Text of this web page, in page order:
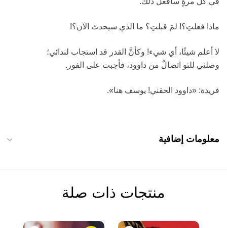
ماذا فعلتِ؟! لمَ قبلتِ؟ ما الذي سيحدث الآن؟!
لا أعلم شيئًا، أي شيء! وكأنَّ القدر قد استجاب لندائي؛
وصلني للتو اتصالٌ من داوود، فأجبت على الفور.
فريدة: «داوود الحقني! يوسف هنا».
معلومات إضافية
منتجات ذات صلة